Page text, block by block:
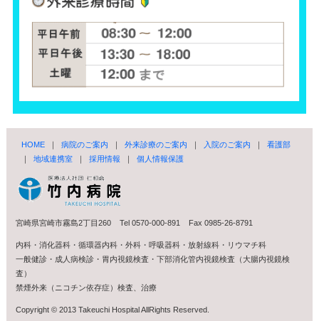
HOME ｜ 病院のご案内 ｜ 外来診療のご案内 ｜ 入院のご案内 ｜
看護部
｜
地域連携室 ｜ 採用情報 ｜ 個人情報保護
宮崎県宮崎市霧島2丁目260 Tel 0570-000-891 Fax 0985-26-8791
内科・消化器科・循環器内科・外科・呼吸器科・放射線科・リウマチ科
一般健診・成人病検診・胃内視鏡検査・下部消化管内視鏡検査（大腸内視鏡検
査）
禁煙外来（ニコチン依存症）検査、治療
Copyright © 2013 Takeuchi Hospital AllRights Reserved.